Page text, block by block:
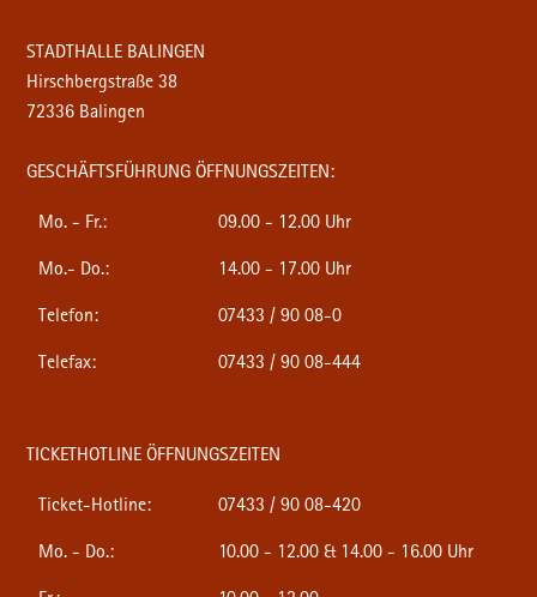
STADTHALLE BALINGEN
Hirschbergstraße 38
72336 Balingen
GESCHÄFTSFÜHRUNG ÖFFNUNGSZEITEN:
Mo. - Fr.: 09.00 - 12.00 Uhr
Mo.- Do.: 14.00 - 17.00 Uhr
Telefon: 07433 / 90 08-0
Telefax: 07433 / 90 08-444
TICKETHOTLINE ÖFFNUNGSZEITEN
Ticket-Hotline: 07433 / 90 08-420
Mo. - Do.: 10.00 - 12.00 & 14.00 - 16.00 Uhr